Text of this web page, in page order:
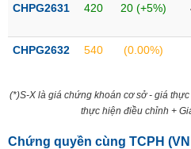
CHPG2631 420 20 (+5%)
CHPG2632 540 (0.00%)
(*)S-X là giá chứng khoán cơ sở - giá
thực hiện điều chỉnh +
Chứng quyền cùng TCPH (
THIẾT
SỨC